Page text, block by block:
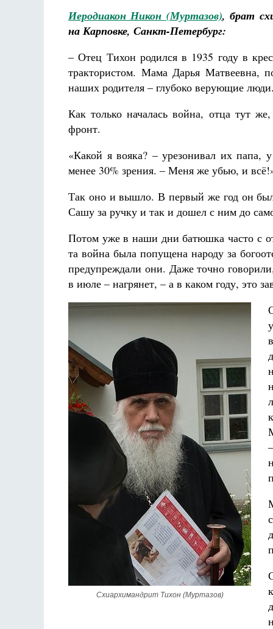
Иеродиакон Никон (Муртазов), брат
на Карповке, Санкт-Петербург:
– Отец Тихон родился в 1935 году в
трактористом. Мама Дарья Матвеевна,
наших родителя – глубоко верующие
Как только началась война, отца тут
фронт.
«Какой я вояка? – урезонивал их папа,
менее 30% зрения. – Меня же убью, и
Так оно и вышло. В первый же год он был
Сашу за ручку и так и дошел с ним до
Потом уже в наши дни батюшка часто с
та война была попущена народу за
предупреждали они. Даже точно
в июле – нагрянет, – а в каком году, это
Схиархимандрит Тихон (Муртазов)